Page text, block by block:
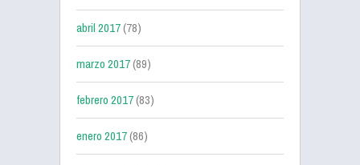
abril 2017(78)
marzo 2017(89)
febrero 2017(83)
enero 2017(86)